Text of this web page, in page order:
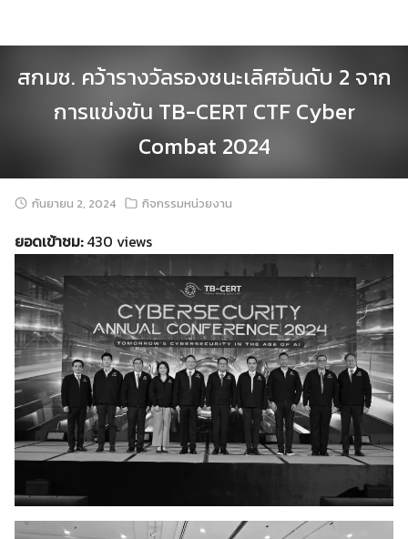
สกมช. คว้ารางวัล​รองชนะเลิศ​อันดับ 2 จาก
การแข่งขัน TB-CERT CTF Cyber
Combat 2024
กันยายน 2, 2024 กิจกรรมหน่วยงาน
ยอดเข้าชม:430 views